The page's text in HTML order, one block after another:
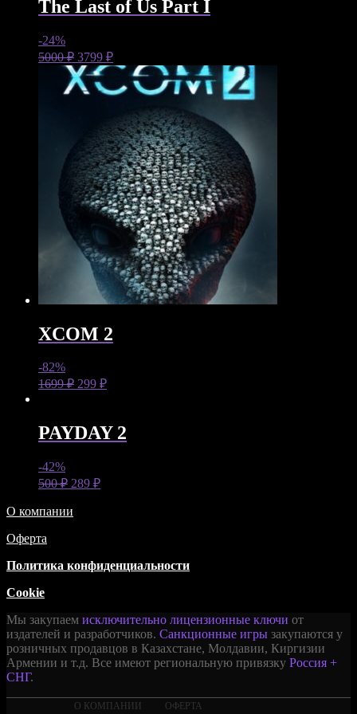
The Last of Us Part I
-24%
5000₽ 3799 ₽
XCOM 2
-82%
1699₽ 299 ₽
PAYDAY 2
-42%
500₽ 289 ₽
О компании
Оферта
Политика конфиденциальности
Cookie
Мы закупаем исключительно лицензионные ключи от
издателей и разработчиков. Санкционные игры закупаются у
розничных продавцов в Казахстане, Молдавии, Киргизии
Армении и т.д. Все имеют региональную привязку Россия +
СНГ.
О КОМПАНИИ
ОФЕРТА